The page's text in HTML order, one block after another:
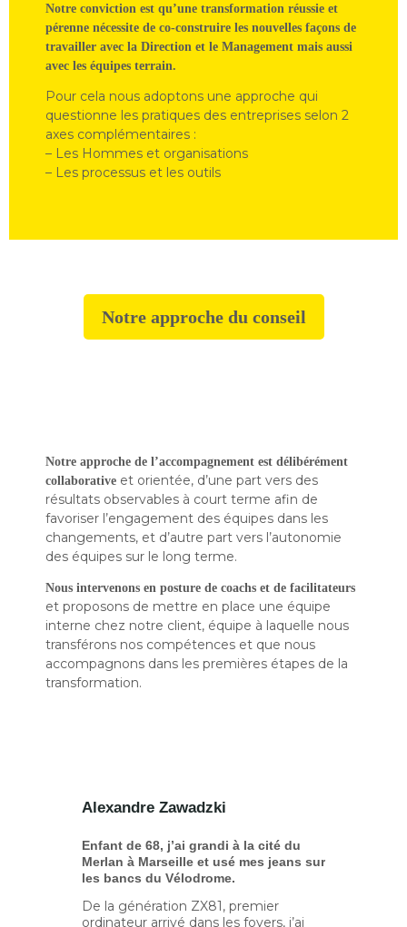
Notre conviction est qu’une transformation réussie et
pérenne nécessite de co-construire les nouvelles façons de
travailler avec la Direction et le Management mais aussi
avec les équipes terrain.
Pour cela nous adoptons une approche qui
questionne les pratiques des entreprises selon 2
axes complémentaires :
– Les Hommes et organisations
– Les processus et les outils
Notre approche du conseil
Notre approche de l’accompagnement est délibérément
collaborative et orientée, d’une part vers des
résultats observables à court terme afin de
favoriser l’engagement des équipes dans les
changements, et d’autre part vers l’autonomie
des équipes sur le long terme.
Nous intervenons en posture de coachs et de facilitateurs
et proposons de mettre en place une équipe
interne chez notre client, équipe à laquelle nous
transférons nos compétences et que nous
accompagnons dans les premières étapes de la
transformation.
Alexandre Zawadzki
Enfant de 68, j’ai grandi à la cité du
Merlan à Marseille et usé mes jeans sur
les bancs du Vélodrome.
De la génération ZX81, premier
ordinateur arrivé dans les foyers, j’ai